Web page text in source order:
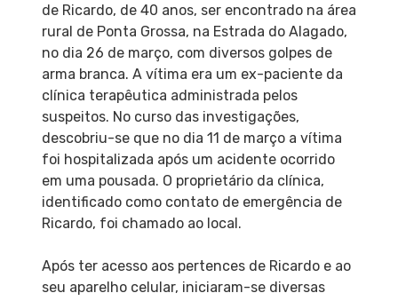
de Ricardo, de 40 anos, ser encontrado na área
rural de Ponta Grossa, na Estrada do Alagado,
no dia 26 de março, com diversos golpes de
arma branca. A vítima era um ex-paciente da
clínica terapêutica administrada pelos
suspeitos. No curso das investigações,
descobriu-se que no dia 11 de março a vítima
foi hospitalizada após um acidente ocorrido
em uma pousada. O proprietário da clínica,
identificado como contato de emergência de
Ricardo, foi chamado ao local.
Após ter acesso aos pertences de Ricardo e ao
seu aparelho celular, iniciaram-se diversas